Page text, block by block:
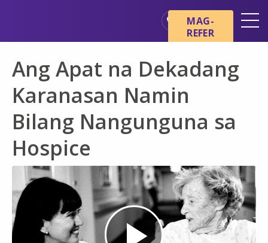
Mga Pangunahing Kaalaman
tungkol sa Hospice
Healthcare Professionals
Pamilya at Mga Tagapag-
alaga
MAG-
REFER
Ang Apat na Dekadang
Karanasan Namin
Bilang Nangunguna sa
Hospice